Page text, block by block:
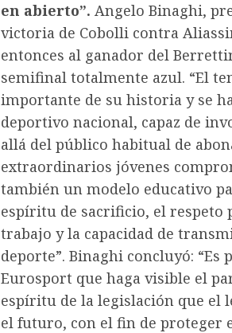
en abierto”. Angelo Binaghi,
victoria de Cobolli contra
entonces al ganador del
semifinal totalmente azul. “El
importante de su historia y se
deportivo nacional, capaz de
allá del público habitual de
extraordinarios jóvenes
también un modelo educativo
espíritu de sacrificio, el
trabajo y la capacidad de
deporte”. Binaghi concluyó: “Es
Eurosport que haga visible el
espíritu de la legislación que el
el futuro, con el fin de proteger